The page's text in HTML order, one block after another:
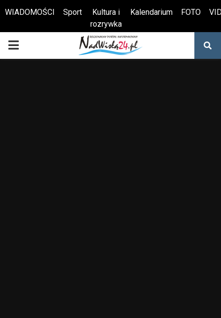
Otwórz pasek narzędzi
WIADOMOŚCI Sport
Kultura i
rozrywka
Kalendarium FOTO
PRIMARY